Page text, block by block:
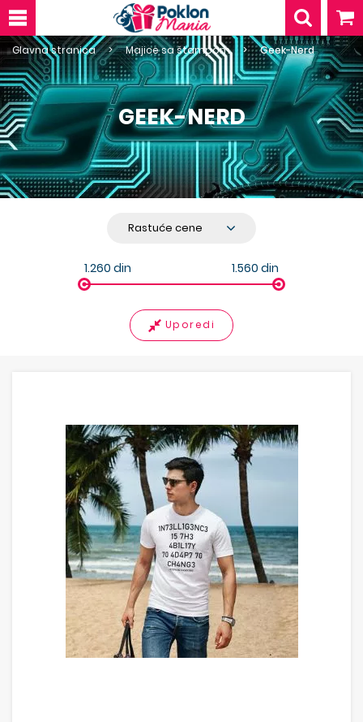
Glavna stranica Majice sa štampom Geek-Nerd
GEEK-NERD
1.260 din 1.560 din
Uporedi